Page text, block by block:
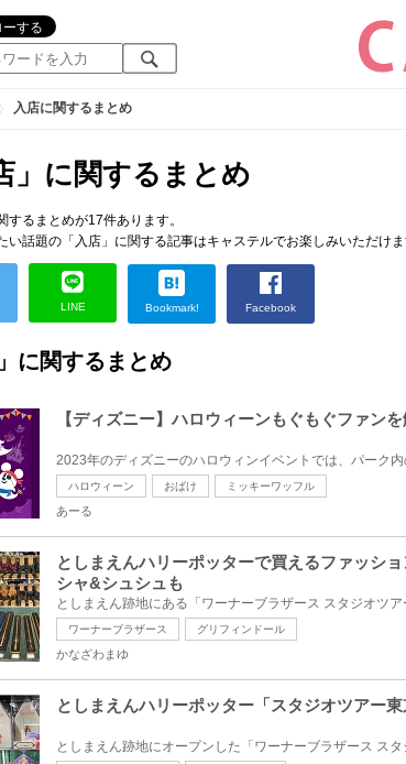
入店に関するまとめ
」に関するまとめ
するまとめが17件あります。
い話題の「入店」に関する記事はキャステルでお楽しみいただけま
LINE Bookmark! Facebook
に関するまとめ
【ディズニー】ハロウィーンもぐもぐファン
ハロウィーン おばけ ミッキーワッフル
あーる
としまえんハリーポッターで買えるファッシ
シャ&シュシュも
ワーナーブラザース グリフィンドール
かなざわまゆ
としまえんハリーポッター「スタジオツアー